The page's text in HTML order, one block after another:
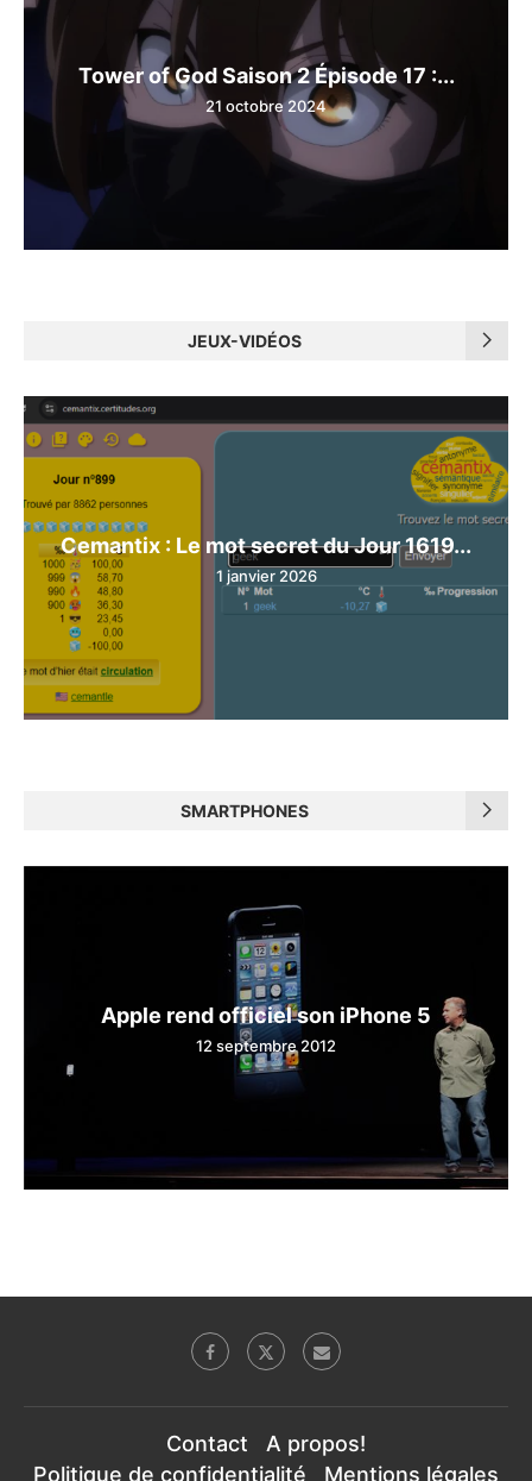
Tower of God Saison 2 Épisode 17 :...
21 octobre 2024
JEUX-VIDÉOS
Cemantix : Le mot secret du Jour 1619...
1 janvier 2026
SMARTPHONES
Apple rend officiel son iPhone 5
12 septembre 2012
Contact
A propos!
Politique de confidentialité
Mentions légales